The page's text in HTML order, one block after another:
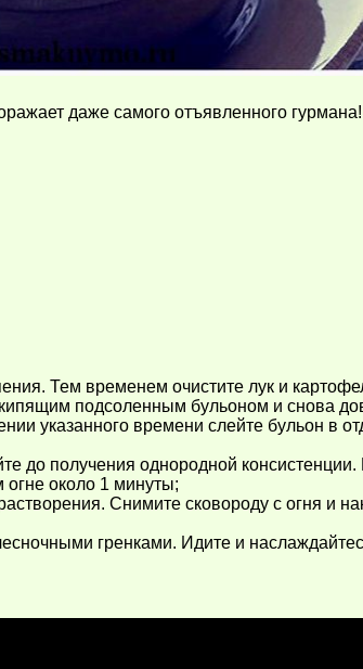
даже самого отъявленного гурмана!
Тем временем очистите лук и
подсоленным бульоном и снова
указанного времени слейте бульон в
получения однородной
огне около 1 минуты;
Снимите сковороду с огня и
гренками. Идите и